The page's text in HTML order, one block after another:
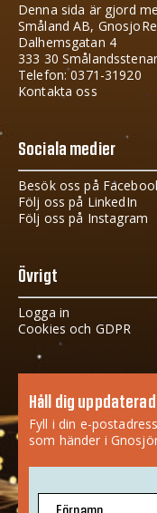
Denna sida är gjord
Småland AB,
Dalhemsgatan 4
333 30 Smålandsstenar
Telefon: 0371-31920
Kontakta oss
Sociala medier
Besök oss på
Följ oss på LinkedIn
Följ oss på Instagram
Övrigt
Logga in
Cookies och GDPR
Håll dig uppdaterad
Fyll i din e-
som händer i